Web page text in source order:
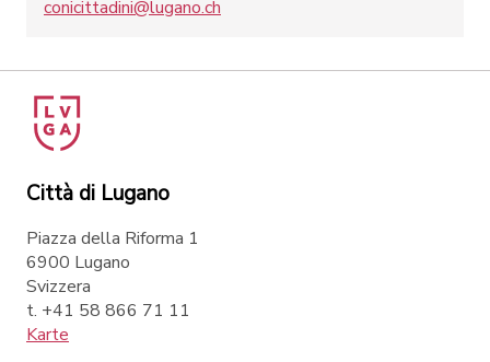
conicittadini@lugano.ch
Città di Lugano
Piazza della Riforma 1
6900 Lugano
Svizzera
t. +41 58 866 71 11
Karte